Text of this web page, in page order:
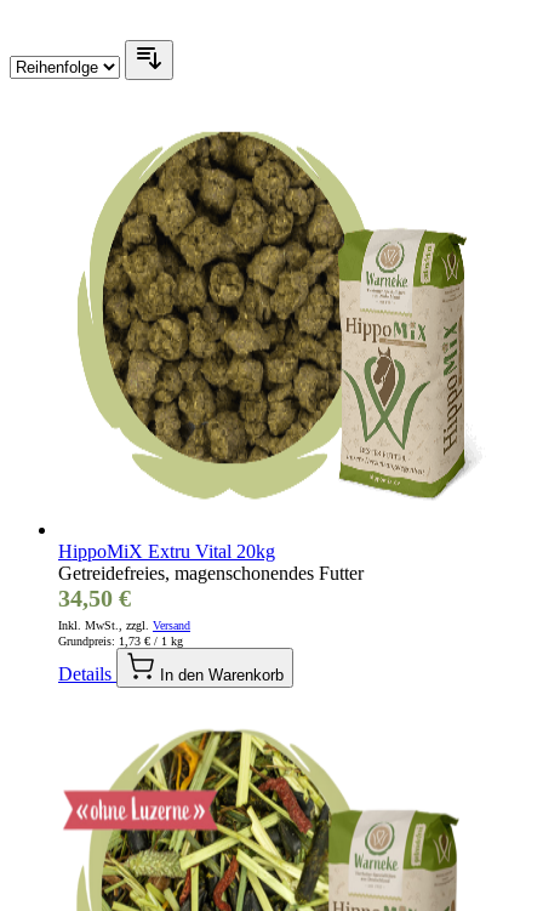
HippoMiX Extru Vital 20kg
Getreidefreies, magenschonendes Futter
34,50 €
Inkl. MwSt., zzgl. Versand
Grundpreis: 1,73 € / 1 kg
Details In den Warenkorb